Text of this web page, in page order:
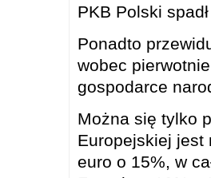
PKB Polski
Ponadto
wobec
gospodarce
Można się tylko
Europejskiej jest
euro o 15%, w